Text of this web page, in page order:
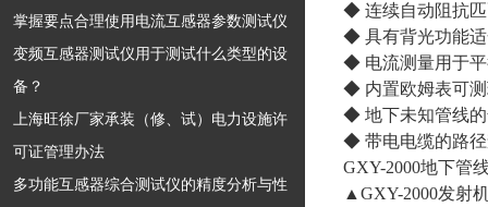
掌握要点合理使用电流互感器参数测试仪
变频互感器测试仪用于测试什么类型的设
备？
上海旺徐厂家承装（修、试）电力设施许
可证管理办法
多功能互感器综合测试仪的精度分析与性
◆ 连续自动阻抗
◆ 具有背光功能
◆ 电流测量用于
◆ 内置欧姆表可
◆ 地下未知管线
◆ 带电电缆的路
GXY-2000地下管
▲GXY-2000发射